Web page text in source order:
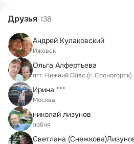
Друзья 138
Андрей Кулаковский
Ижевск
Ольга Алфертьева
пгт. Нижний Одес (г. Сосногорск)
Ирина ***
Москва
николай лизунов
лобня
Светлана